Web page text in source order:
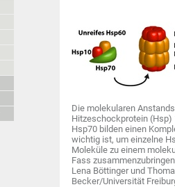
Die molekularen
Hitzeschockprotein (Hsp)
Hsp70 bilden einen
wichtig ist, um einzelne
Moleküle zu einem
Fass
Lena Böttinger und
Becker/Universität